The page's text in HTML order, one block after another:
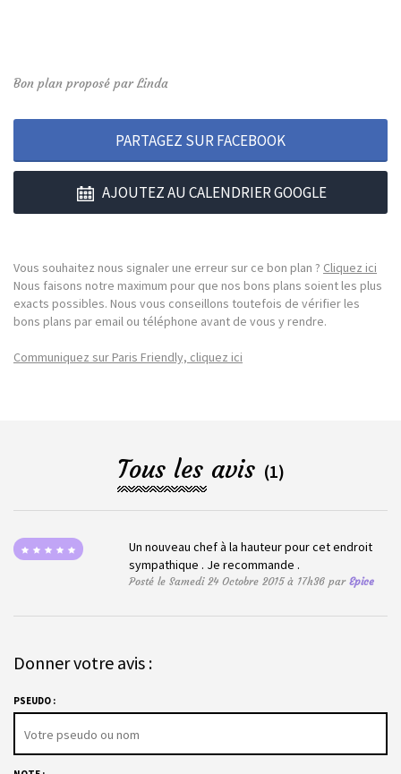
Bon plan proposé par Linda
PARTAGEZ SUR FACEBOOK
AJOUTEZ AU CALENDRIER GOOGLE
Vous souhaitez nous signaler une erreur sur ce bon plan ? Cliquez ici
Nous faisons notre maximum pour que nos bons plans soient les plus
exacts possibles. Nous vous conseillons toutefois de vérifier les
bons plans par email ou téléphone avant de vous y rendre.
Communiquez sur Paris Friendly, cliquez ici
Tous les avis (1)
Un nouveau chef à la hauteur pour cet endroit
sympathique . Je recommande .
Posté le Samedi 24 Octobre 2015 à 17h36 parEpice
Donner votre avis :
PSEUDO :